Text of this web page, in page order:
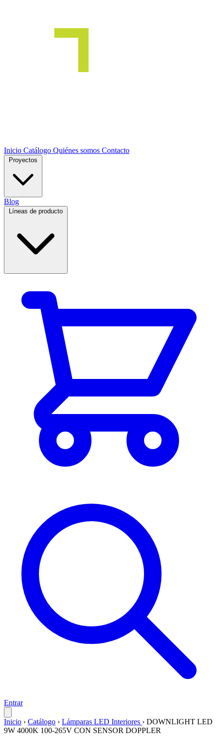
Inicio Catálogo Quiénes somos Contacto
Proyectos
Blog
Líneas de producto
Entrar
Inicio › Catálogo › Lámparas LED Interiores › DOWNLIGHT LED
9W 4000K 100-265V CON SENSOR DOPPLER